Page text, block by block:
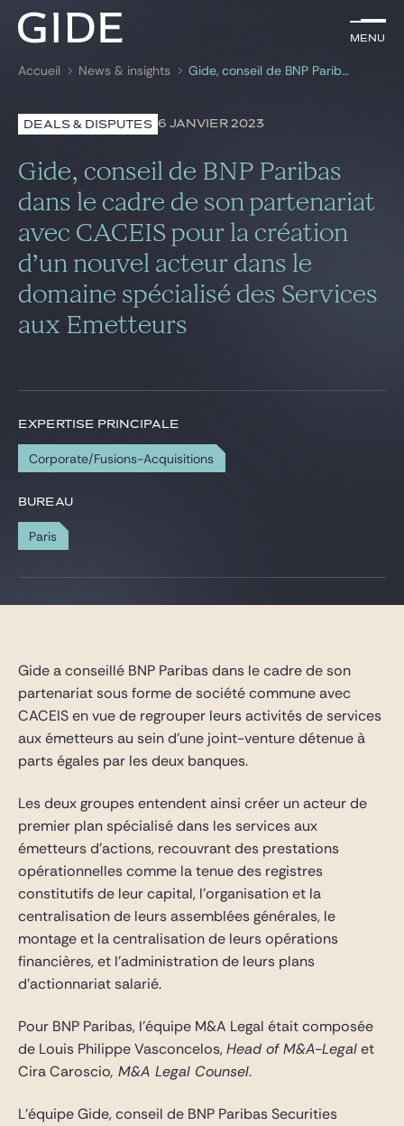
Menu
Rechercher par mots-clés
Menu
Avocats
Expertises
Global
News & insights
Blog Real Estate
Contact
Accueil News & insights Gide, conseil de BNP Paribas dans le cadre de son partenariat avec CACEIS pour la création d’un nouvel acteur dans le domaine spécialisé des Services aux Emetteurs
DEALS & DISPUTES 6 JANVIER 2023
Gide, conseil de BNP Paribas
dans le cadre de son partenariat
avec CACEIS pour la création
d’un nouvel acteur dans le
domaine spécialisé des Services
aux Emetteurs
EXPERTISE PRINCIPALE
Corporate/Fusions-Acquisitions
BUREAU
Paris
Gide a conseillé BNP Paribas dans le cadre de son
partenariat sous forme de société commune avec
CACEIS en vue de regrouper leurs activités de services
aux émetteurs au sein d’une joint-venture détenue à
parts égales par les deux banques.
Les deux groupes entendent ainsi créer un acteur de
premier plan spécialisé dans les services aux
émetteurs d’actions, recouvrant des prestations
opérationnelles comme la tenue des registres
constitutifs de leur capital, l’organisation et la
centralisation de leurs assemblées générales, le
montage et la centralisation de leurs opérations
financières, et l’administration de leurs plans
d’actionnariat salarié.
Pour BNP Paribas, l’équipe M&A Legal était composée
de Louis Philippe Vasconcelos,Head of M&A-Legalet
Cira Caroscio, M&A Legal Counsel.
L’équipe Gide, conseil de BNP Paribas Securities